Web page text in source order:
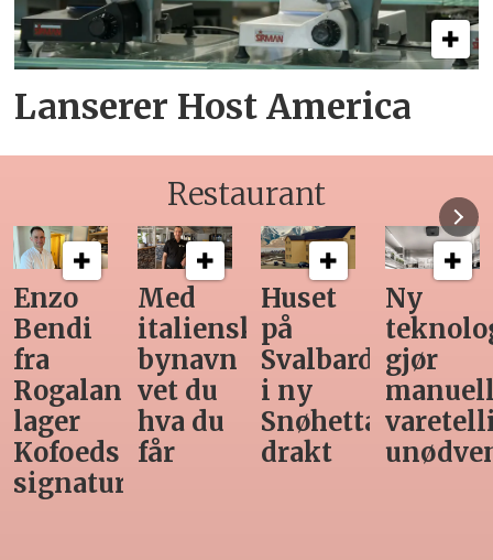
Lanserer Host America
Restaurant
Med
italiensk
bynavn
vet du
hva du
får
Huset
på
Svalbard
i ny
Snøhetta-
drakt
Ny
teknologi
gjør
manuell
varetelling
unødvendig
Siste
Horeca-
før